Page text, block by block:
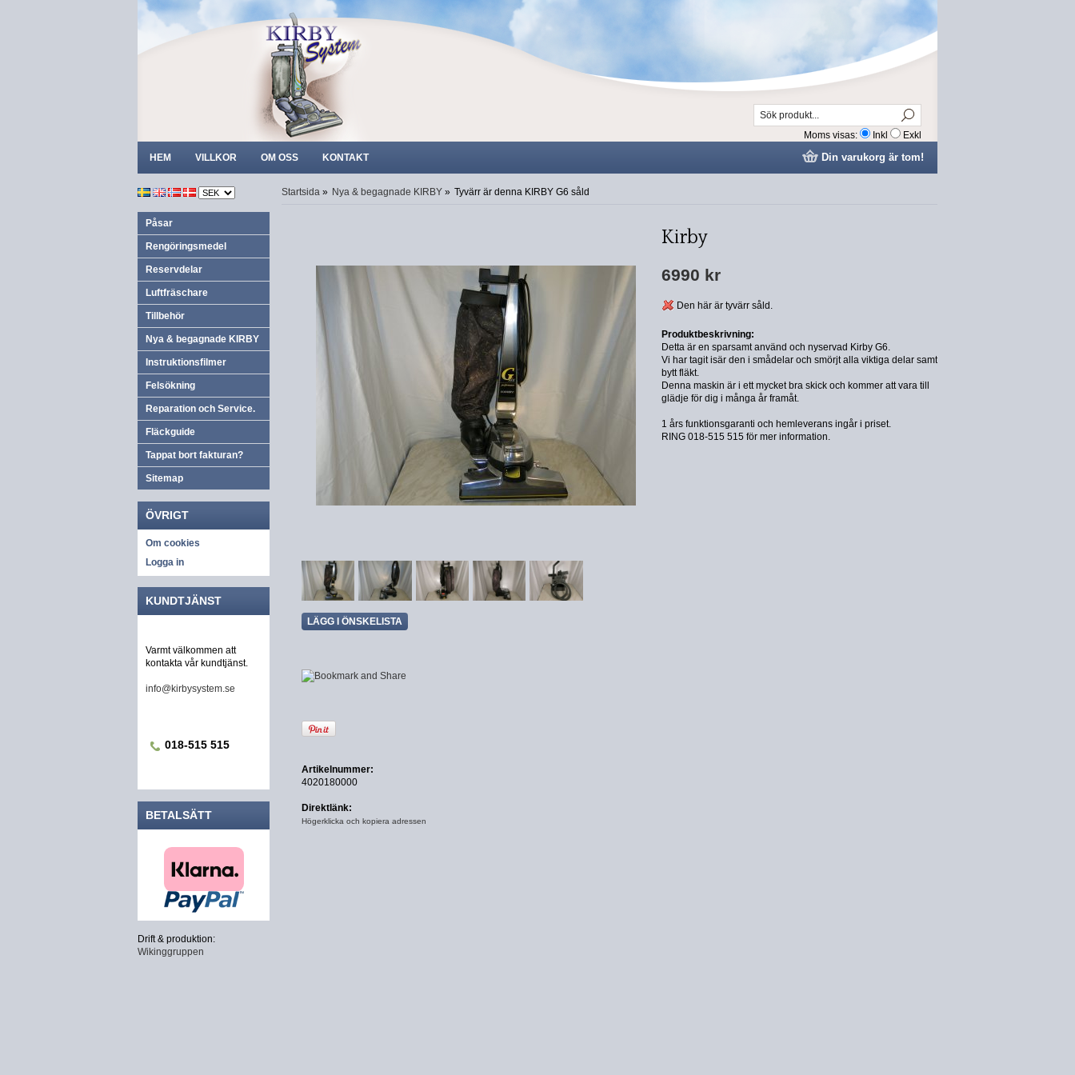
Moms visas: Inkl
Exkl
HEM
VILLKOR OM OSS KONTAKT Din varukorg är tom!
Påsar
Rengöringsmedel
Reservdelar
Luftfräschare
Tillbehör
Nya & begagnade KIRBY
Instruktionsfilmer
Felsökning
Reparation och Service.
Fläckguide
Tappat bort fakturan?
Sitemap
ÖVRIGT
Om cookies
Logga in
KUNDTJÄNST
Varmt välkommen att
kontakta vår kundtjänst.
info@kirbysystem.se
018-515 515
BETALSÄTT
Drift & produktion:
Wikinggruppen
Startsida » Nya & begagnade KIRBY » Tyvärr är denna KIRBY G6 såld
LÄGG I ÖNSKELISTA
Artikelnummer:
4020180000
Direktlänk:
Högerklicka och kopiera adressen
Kirby
6990 kr
Den här är tyvärr såld.
Produktbeskrivning:
Detta är en sparsamt använd och nyservad Kirby G6.
Vi har tagit isär den i smådelar och smörjt alla viktiga delar samt
bytt fläkt.
Denna maskin är i ett mycket bra skick och kommer att vara till
glädje för dig i många år framåt.
1 års funktionsgaranti och hemleverans ingår i priset.
RING 018-515 515 för mer information.